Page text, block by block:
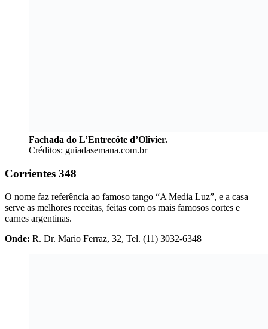
Fachada do L’Entrecôte d’Olivier.
Créditos: guiadasemana.com.br
Corrientes 348
O nome faz referência ao famoso tango “A Media Luz”, e a casa
serve as melhores receitas, feitas com os mais famosos cortes e
carnes argentinas.
Onde: R. Dr. Mario Ferraz, 32, Tel. (11) 3032-6348